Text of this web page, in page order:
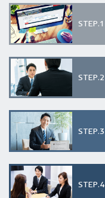
STEP.1
STEP.2
STEP.3
STEP.4